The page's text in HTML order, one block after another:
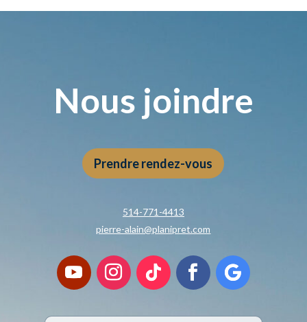
Nous joindre
Prendre rendez-vous
514-771-4413
pierre-alain@planipret.com